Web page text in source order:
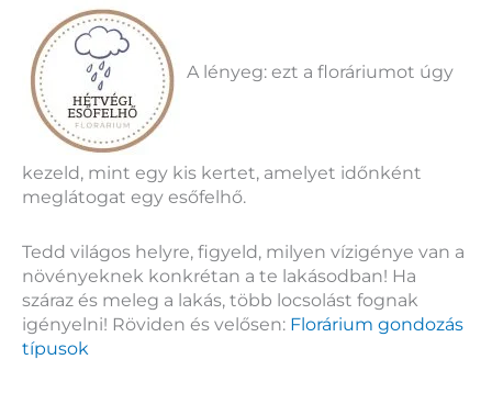
A lényeg: ezt a floráriumot úgy
kezeld, mint egy kis kertet, amelyet időnként
meglátogat egy esőfelhő.
Tedd világos helyre, figyeld, milyen vízigénye van a
növényeknek konkrétan a te lakásodban! Ha
száraz és meleg a lakás, több locsolást fognak
igényelni! Röviden és velősen: Florárium gondozás
típusok